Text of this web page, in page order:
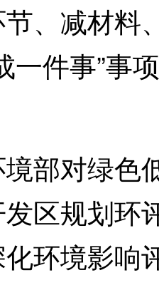
、减材料
一件事”事
对绿色
区规划环
化环境影